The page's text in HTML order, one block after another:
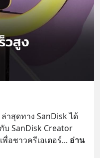
าสุดทาง SanDisk ได้
SanDisk Creator
อชาวครีเอเตอร์... อ่าน